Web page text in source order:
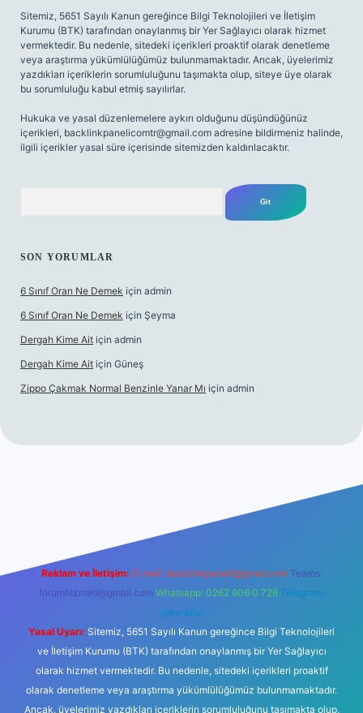
Sitemiz, 5651 Sayılı Kanun gereğince Bilgi Teknolojileri ve İletişim
Kurumu (BTK) tarafından onaylanmış bir Yer Sağlayıcı olarak hizmet
vermektedir. Bu nedenle, sitedeki içerikleri proaktif olarak denetleme
veya araştırma yükümlülüğümüz bulunmamaktadır. Ancak, üyelerimiz
yazdıkları içeriklerin sorumluluğunu taşımakta olup, siteye üye olarak
bu sorumluluğu kabul etmiş sayılırlar.
Hukuka ve yasal düzenlemelere aykırı olduğunu düşündüğünüz
içerikleri, backlinkpanelicomtr@gmail.com adresine bildirmeniz halinde,
ilgili içerikler yasal süre içerisinde sitemizden kaldırılacaktır.
SON YORUMLAR
6 Sınıf Oran Ne Demek için admin
6 Sınıf Oran Ne Demek için Şeyma
Dergah Kime Ait için admin
Dergah Kime Ait için Güneş
Zippo Çakmak Normal Benzinle Yanar Mı için admin
Reklam ve İletişim: E-mail: backlinkpaneli@gmail.com Teams:
forumhizmeti@gmail.com Whatsapp: 0262 606 0 726 Telegram:
@karabul
Yasal Uyarı: Sitemiz, 5651 Sayılı Kanun gereğince Bilgi Teknolojileri
ve İletişim Kurumu (BTK) tarafından onaylanmış bir Yer Sağlayıcı
olarak hizmet vermektedir. Bu nedenle, sitedeki içerikleri proaktif
olarak denetleme veya araştırma yükümlülüğümüz bulunmamaktadır.
Ancak, üyelerimiz yazdıkları içeriklerin sorumluluğunu taşımakta olup,